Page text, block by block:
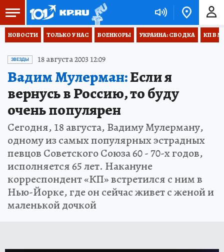
НОВОСТИ ТОЛЬКО У НАС ВОЕНКОРЫ УКРАИНА: СВОДКА КП В
ЗВЕЗДЫ 18 августа 2003 12:09
Вадим Мулерман:Если я
вернусь в Россию, то буду
очень популярен
Сегодня, 18 августа, Вадиму Мулерману,
одному из самых популярных эстрадных
певцов Советского Союза 60 - 70-х годов,
исполняется 65 лет. Накануне
корреспондент «КП» встретился с ним в
Нью-Йорке, где он сейчас живет с женой и
маленькой дочкой